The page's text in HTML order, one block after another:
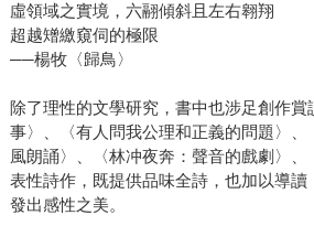
虛領域之實境，六翮傾斜且左右翱翔
超越矰繳窺伺的極限
──楊牧〈歸鳥〉
除了理性的文學研究，書中也涉足創作賞
事〉、〈有人問我公理和正義的問題〉、
風朗誦〉、〈林冲夜奔：聲音的戲劇〉
表性詩作，既提供品味全詩，也加以導
發出感性之美。